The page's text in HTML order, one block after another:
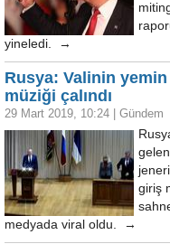
yineledi. →
Rusya: Valinin
müziği çalındı
29 Mart 2019, 10:24 Gündem
giriş
medyada viral oldu. →